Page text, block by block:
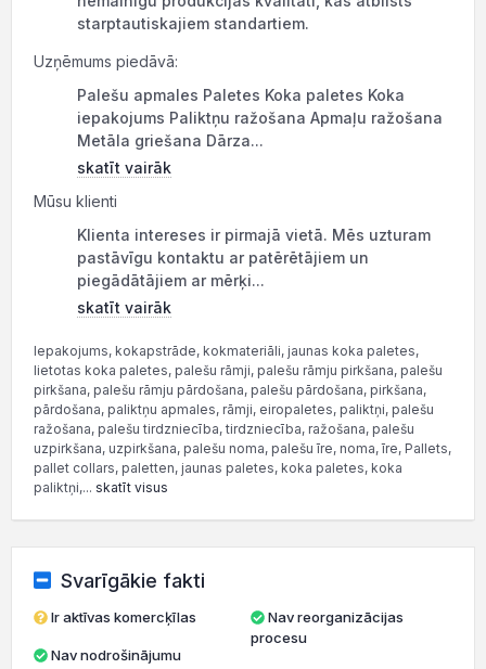
starptautiskajiem standartiem.
Uzņēmums piedāvā:
Palešu apmales Paletes Koka paletes Koka
iepakojums Paliktņu ražošana Apmaļu ražošana
Metāla griešana Dārza...
skatīt vairāk
Mūsu klienti
Klienta intereses ir pirmajā vietā. Mēs uzturam
pastāvīgu kontaktu ar patērētājiem un
piegādātājiem ar mērķi...
skatīt vairāk
Iepakojums, kokapstrāde, kokmateriāli, jaunas koka paletes,
lietotas koka paletes, palešu rāmji, palešu rāmju pirkšana, palešu
pirkšana, palešu rāmju pārdošana, palešu pārdošana, pirkšana,
pārdošana, paliktņu apmales, rāmji, eiropaletes, paliktņi, palešu
ražošana, palešu tirdzniecība, tirdzniecība, ražošana, palešu
uzpirkšana, uzpirkšana, palešu noma, palešu īre, noma, īre, Pallets,
pallet collars, paletten, jaunas paletes, koka paletes, koka
paliktņi,... skatīt visus
Svarīgākie fakti
Ir aktīvas komercķīlas
Nav nodrošinājumu
Nav reorganizācijas
procesu